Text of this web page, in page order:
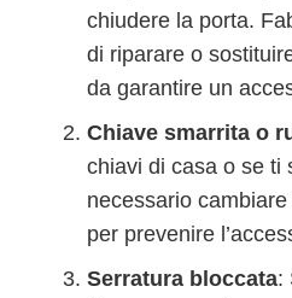
chiudere la porta.
di riparare o
da garantire un
Chiave smarrita o
chiavi di casa o se ti
necessario
per prevenire
Serratura bloccata: